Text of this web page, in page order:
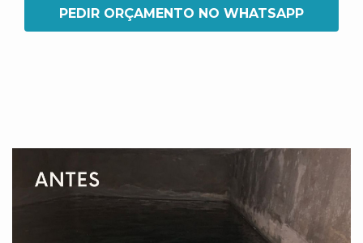
PEDIR ORÇAMENTO NO WHATSAPP